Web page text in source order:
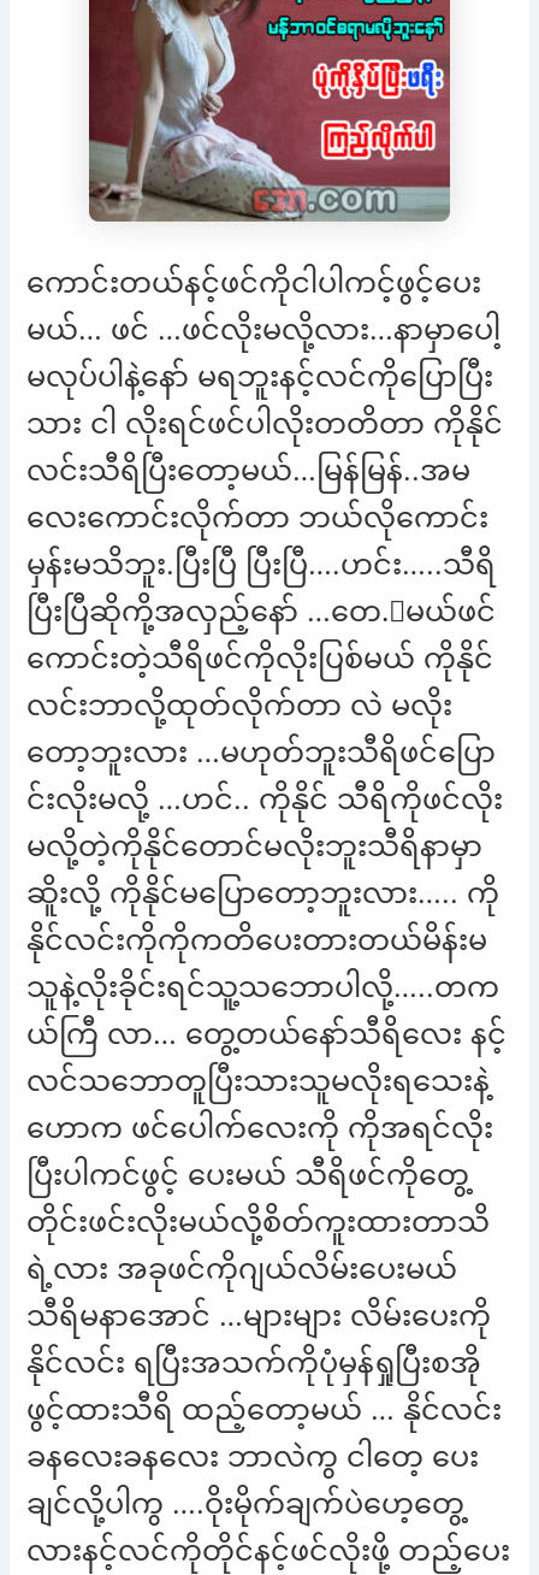
ကောင်းတယ်နင့်ဖင်ကိုငါပါကင့်ဖွင့်ပေး
မယ်… ဖင် …ဖင်လိုးမလို့လား…နာမှာပေါ့
မလုပ်ပါနဲ့နော် မရဘူးနင့်လင်ကိုပြောပြီး
သား ငါ လိုးရင်ဖင်ပါလိုးတတိတာ ကိုနိုင်
လင်းသီရိပြီးတော့မယ်…မြန်မြန်..အမ
လေးကောင်းလိုက်တာ ဘယ်လိုကောင်း
မှန်းမသိဘူး.ပြီးပြီ ပြီးပြီ….ဟင်း…..သီရိ
ပြီးပြီဆိုကို့အလှည့်နော် …တေ.ွမယ်ဖင်
ကောင်းတဲ့သီရိဖင်ကိုလိုးပြစ်မယ် ကိုနိုင်
လင်းဘာလို့ထုတ်လိုက်တာ လဲ မလိုး
တော့ဘူးလား …မဟုတ်ဘူးသီရိဖင်ပြော
င်းလိုးမလို့ …ဟင်.. ကိုနိုင် သီရိကိုဖင်လိုး
မလို့တဲ့ကိုနိုင်တောင်မလိုးဘူးသီရိနာမှာ
ဆိူးလို့ ကိုနိုင်မပြောတော့ဘူးလား….. ကို
နိုင်လင်းကိုကိုကတိပေးတားတယ်မိန်းမ
သူနဲ့လိုးခိုင်းရင်သူ့သဘောပါလို့…..တက
ယ်ကြီ လာ… တွေ့တယ်နော်သီရိလေး နင့်
လင်သဘောတူပြီးသားသူမလိုးရသေးနဲ့
ဟောက ဖင်ပေါက်လေးကို ကိုအရင်လိုး
ပြီးပါကင်ဖွင့် ပေးမယ် သီရိဖင်ကိုတွေ့
တိုင်းဖင်းလိုးမယ်လို့စိတ်ကူးထားတာသိ
ရဲ့လား အခုဖင်ကိုဂျယ်လိမ်းပေးမယ်
သီရိမနာအောင် …များများ လိမ်းပေးကို
နိုင်လင်း ရပြီးအသက်ကိုပုံမှန်ရှုပြီးစအို
ဖွင့်ထားသီရိ ထည့်တော့မယ် … နိုင်လင်း
ခနလေးခနလေး ဘာလဲကွ ငါတေ့ ပေး
ချင်လို့ပါကွ ….ဝိုးမိုက်ချက်ပဲဟေ့တွေ့
လားနင့်လင်ကိုတိုင်နင့်ဖင်လိုးဖို့ တည့်ပေး